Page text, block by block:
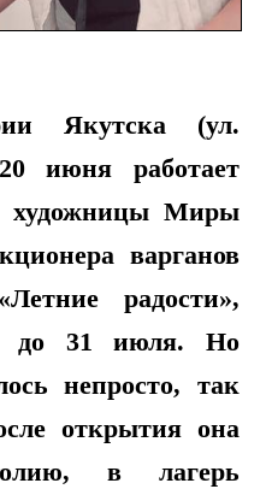
Якутска (ул.
июня работает
художницы Миры
варганов
радости»,
до 31 июля. Но
непросто, так
открытия она
в лагерь